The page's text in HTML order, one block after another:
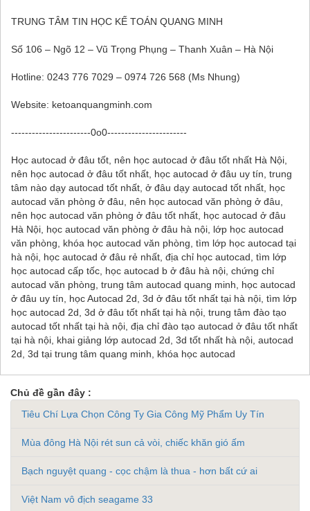
TRUNG TÂM TIN HỌC KẾ TOÁN QUANG MINH
Số 106 – Ngõ 12 – Vũ Trọng Phụng – Thanh Xuân – Hà Nội
Hotline: 0243 776 7029 – 0974 726 568 (Ms Nhung)
Website: ketoanquangminh.com
-----------------------0o0-----------------------
Học autocad ở đâu tốt, nên học autocad ở đâu tốt nhất Hà Nội,
nên học autocad ở đâu tốt nhất, học autocad ở đâu uy tín, trung
tâm nào dạy autocad tốt nhất, ở đâu dạy autocad tốt nhất, học
autocad văn phòng ở đâu, nên học autocad văn phòng ở đâu,
nên học autocad văn phòng ở đâu tốt nhất, học autocad ở đâu
Hà Nội, học autocad văn phòng ở đâu hà nội, lớp học autocad
văn phòng, khóa học autocad văn phòng, tìm lớp học autocad tại
hà nội, học autocad ở đâu rẻ nhất, địa chỉ học autocad, tìm lớp
học autocad cấp tốc, học autocad b ở đâu hà nội, chứng chỉ
autocad văn phòng, trung tâm autocad quang minh, học autocad
ở đâu uy tín, học Autocad 2d, 3d ở đâu tốt nhất tại hà nội, tìm lớp
học autocad 2d, 3d ở đâu tốt nhất tại hà nội, trung tâm đào tạo
autocad tốt nhất tại hà nội, địa chỉ đào tạo autocad ở đâu tốt nhất
tại hà nội, khai giảng lớp autocad 2d, 3d tốt nhất hà nội, autocad
2d, 3d tại trung tâm quang minh, khóa học autocad
Chủ đề gần đây :
Tiêu Chí Lựa Chọn Công Ty Gia Công Mỹ Phẩm Uy Tín
Mùa đông Hà Nội rét sun cả vòi, chiếc khăn gió ấm
Bạch nguyệt quang - cọc chậm là thua - hơn bất cứ ai
Việt Nam vô địch seagame 33